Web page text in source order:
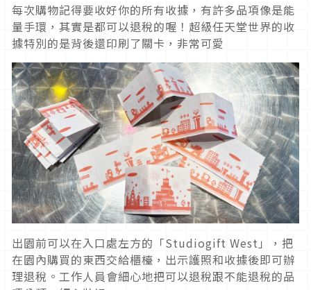
每次購物記得要收好你的所有收據，有許多品項像是能
量手環，其實是都可以退稅的喔！超級任天堂世界的收
據特別的是背後還印刷了關卡，非常可愛
出園前可以在入口處左方的「Studiogift West」，把
在園內購買的東西交給櫃檯，出示護照和收據後即可辦
理退稅。工作人員會細心地把可以退稅跟不能退稅的品